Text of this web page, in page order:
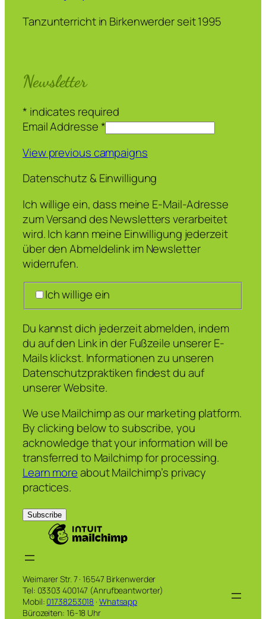
Tanzunterricht in Birkenwerder seit 1995
Newsletter
* indicates required
Email Addresse*
View previous campaigns
Datenschutz & Einwilligung
Ich willige ein, dass meine E-Mail-Adresse
zum Versand des Newsletters verarbeitet
wird. Ich kann meine Einwilligung jederzeit
über den Abmeldelink im Newsletter
widerrufen.
Ich willige ein
Du kannst dich jederzeit abmelden, indem
du auf den Link in der Fußzeile unserer E-
Mails klickst. Informationen zu unseren
Datenschutzpraktiken findest du auf
unserer Website.
We use Mailchimp as our marketing platform.
By clicking below to subscribe, you
acknowledge that your information will be
transferred to Mailchimp for processing.
Learn moreabout Mailchimp’s privacy
practices.
Weimarer Str. 7 · 16547 Birkenwerder
Tel: 03303 400147 (Anrufbeantworter)
Mobil: 01738253018 · Whatsapp
Bürozeiten: 16-18 Uhr